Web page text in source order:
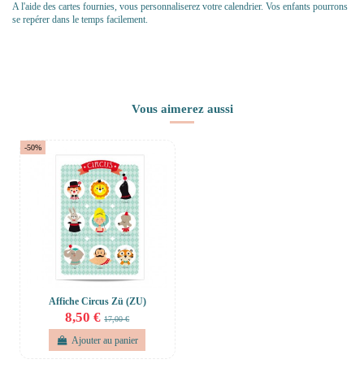
A l'aide des cartes fournies, vous personnaliserez votre calendrier. Vos enfants pourrons
se repérer dans le temps facilement.
Vous aimerez aussi
-50%
Affiche Circus Zü (ZU)
8,50 €17,00 €
Ajouter au panier